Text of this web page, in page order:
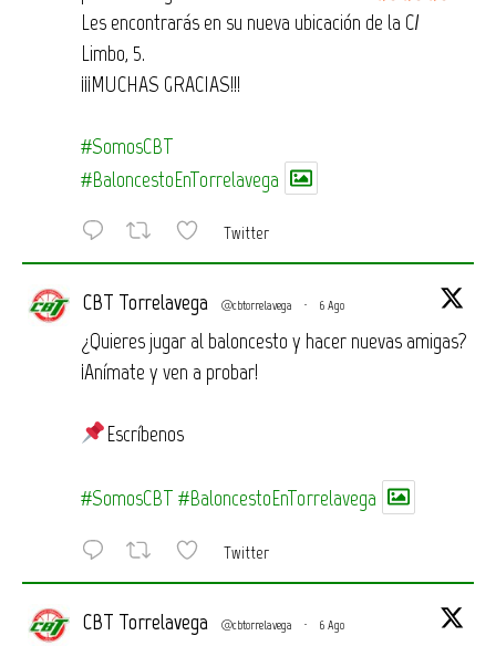
Les encontrarás en su nueva ubicación de la C/
Limbo, 5.
¡¡¡MUCHAS GRACIAS!!!
#SomosCBT
#BaloncestoEnTorrelavega
Twitter
CBT Torrelavega @cbtorrelavega · 6 Ago
¿Quieres jugar al baloncesto y hacer nuevas amigas?
¡Anímate y ven a probar!
Escríbenos
#SomosCBT #BaloncestoEnTorrelavega
Twitter
CBT Torrelavega @cbtorrelavega · 6 Ago